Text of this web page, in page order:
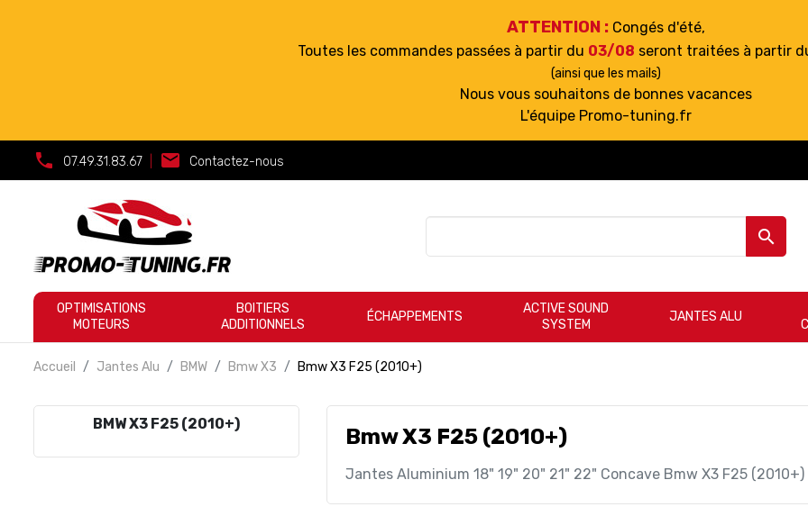
ATTENTION : Congés d'été,
Toutes les commandes passées à partir du 03/08 seront traitées à partir
(ainsi que les mails)
Nous vous souhaitons de bonnes vacances
L'équipe Promo-tuning.fr
call 07.49.31.83.67 mail Contactez-nous

OPTIMISATIONS
MOTEURS
BOITIERS
ADDITIONNELS
ÉCHAPPEMENTS
ACTIVE SOUND
SYSTEM
JANTES ALU
Accueil Jantes Alu BMW Bmw X3 Bmw X3 F25 (2010+)
BMW X3 F25 (2010+)
Bmw X3 F25 (2010+)
Jantes Aluminium 18" 19" 20" 21" 22" Concave Bmw X3 F25 (2010+)